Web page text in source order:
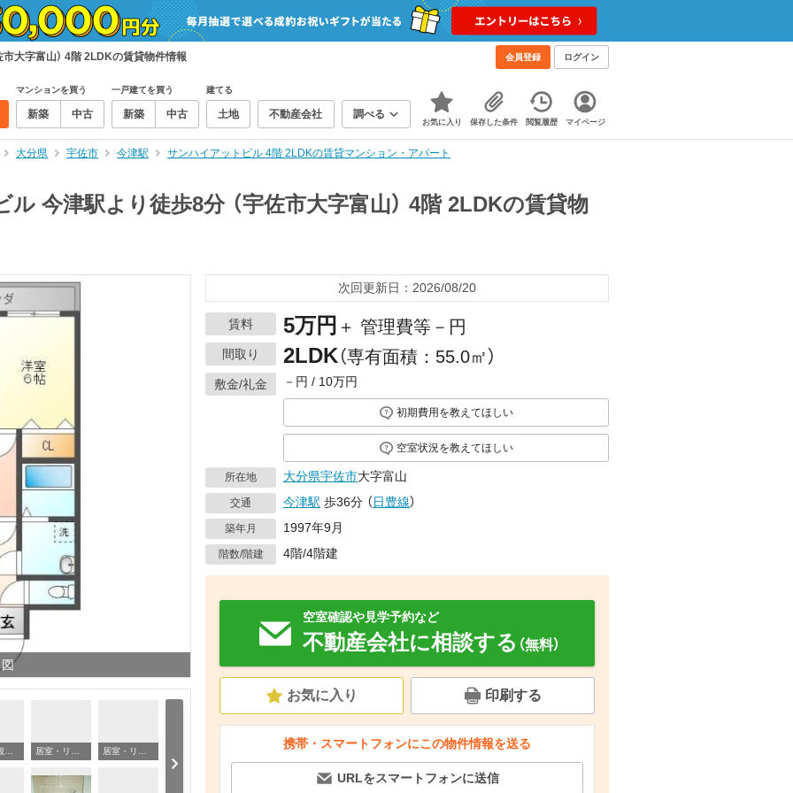
大字富山） 4階 2LDKの賃貸物件情報 会員登録 ログイン
マンションを買う
新築 中古
一戸建てを買う
新築 中古
建てる
土地 不動産会社 調べる
お気に入り 保存した条件 閲覧履歴 マイページ
大分県 宇佐市 今津駅 サンハイアットビル 4階 2LDKの賃貸マンション・アパート
今津駅より徒歩8分 （宇佐市大字富山） 4階 2LDKの賃貸物
建物外観 外観写真（昼） 居室・リビング 室内 居室・リビング リビング 収納 収納 収納 収納
次回更新日：2026/08/20
賃料 5万円 ＋ 管理費等－円
間取り 2LDK（専有面積：55.0㎡）
敷金/礼金 －円 / 10万円
初期費用を教えてほしい
空室状況を教えてほしい
所在地 大分県宇佐市大字富山
交通 今津駅 歩36分 （日豊線）
築年月 1997年9月
階数/階建 4階/4階建
空室確認や見学予約など
不動産会社に相談する （無料）
お気に入り 印刷する
携帯・スマートフォンにこの物件情報を送る
URLをスマートフォンに送信